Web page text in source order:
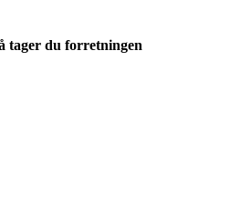
tager du forretningen